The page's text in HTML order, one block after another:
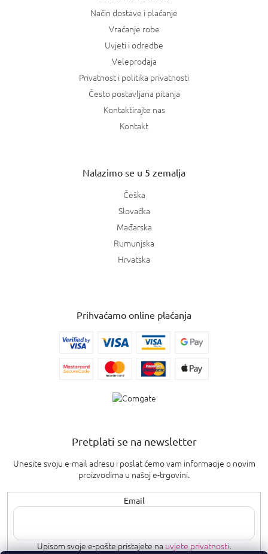
Način dostave i plaćanje
Vraćanje robe
Uvjeti i odredbe
Veleprodaja
Privatnost i politika privatnosti
Često postavljana pitanja
Kontaktirajte nas
Kontakt
Nalazimo se u 5 zemalja
Češka
Slovačka
Mađarska
Rumunjska
Hrvatska
Prihvaćamo online plaćanja
Pretplati se na newsletter
Unesite svoju e-mail adresu i poslat ćemo vam informacije o novim
proizvodima u našoj e-trgovini.
Email
Upisom svoje e-pošte pristajete nauvjete privatnosti.